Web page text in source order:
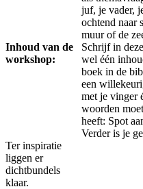
juf, je vader,
ochtend naar
muur of de
Inhoud van de
workshop:
Schrijf in
wel één
boek in de
een
met je vinger
woorden
heeft: Spot
Verder is je
Ter inspiratie
liggen er
dichtbundels
klaar.